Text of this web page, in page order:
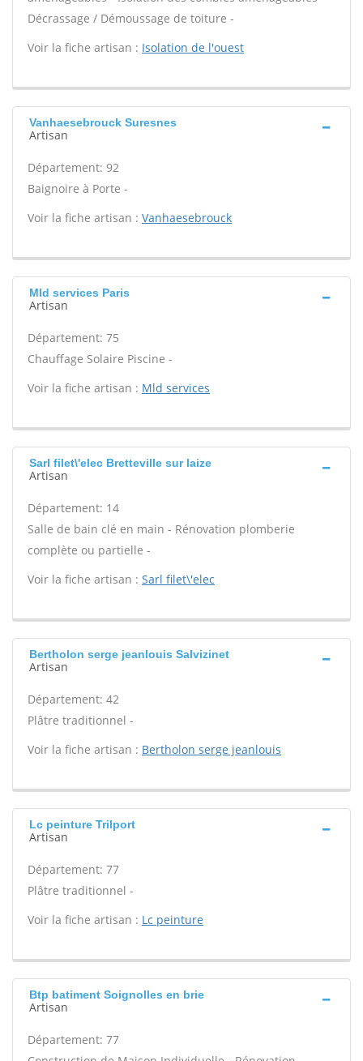
Décrassage / Démoussage de toiture -
Voir la fiche artisan : Isolation de l'ouest
Vanhaesebrouck Suresnes
Artisan
Département: 92
Baignoire à Porte -
Voir la fiche artisan : Vanhaesebrouck
Mld services Paris
Artisan
Département: 75
Chauffage Solaire Piscine -
Voir la fiche artisan : Mld services
Sarl filet\'elec Bretteville sur laize
Artisan
Département: 14
Salle de bain clé en main - Rénovation plomberie
complète ou partielle -
Voir la fiche artisan : Sarl filet\'elec
Bertholon serge jeanlouis Salvizinet
Artisan
Département: 42
Plâtre traditionnel -
Voir la fiche artisan : Bertholon serge jeanlouis
Lc peinture Trilport
Artisan
Département: 77
Plâtre traditionnel -
Voir la fiche artisan : Lc peinture
Btp batiment Soignolles en brie
Artisan
Département: 77